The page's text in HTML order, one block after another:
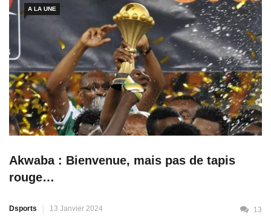
A LA UNE
Akwaba : Bienvenue, mais pas de tapis
rouge…
Dsports 13 Janvier 2024 13